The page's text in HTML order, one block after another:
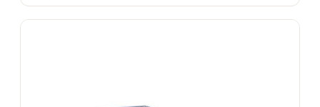
multiple
variants.